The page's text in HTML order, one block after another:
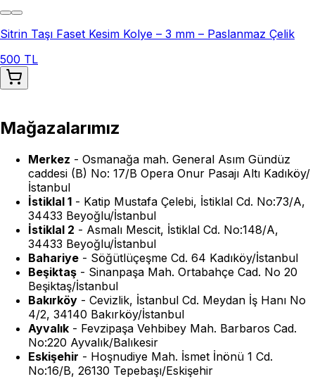
Sitrin Taşı Faset Kesim Kolye – 3 mm – Paslanmaz Çelik
500 TL
Mağazalarımız
Merkez - Osmanağa mah. General Asım Gündüz
caddesi (B) No: 17/B Opera Onur Pasajı Altı Kadıköy/
İstanbul
İstiklal 1 - Katip Mustafa Çelebi, İstiklal Cd. No:73/A,
34433 Beyoğlu/İstanbul
İstiklal 2 - Asmalı Mescit, İstiklal Cd. No:148/A,
34433 Beyoğlu/İstanbul
Bahariye - Söğütlüçeşme Cd. 64 Kadıköy/İstanbul
Beşiktaş - Sinanpaşa Mah. Ortabahçe Cad. No 20
Beşiktaş/İstanbul
Bakırköy - Cevizlik, İstanbul Cd. Meydan İş Hanı No
4/2, 34140 Bakırköy/İstanbul
Ayvalık - Fevzipaşa Vehbibey Mah. Barbaros Cad.
No:220 Ayvalık/Balıkesir
Eskişehir - Hoşnudiye Mah. İsmet İnönü 1 Cd.
No:16/B, 26130 Tepebaşı/Eskişehir